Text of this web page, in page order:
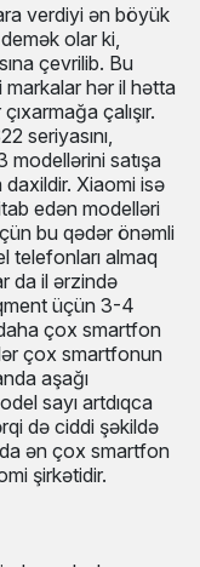
verdiyi ən böyük
olar ki,
çevrilib. Bu
hər il hətta
çalışır.
seriyasını,
satışa
Xiaomi isə
edən modelləri
bu qədər önəmli
telefonları almaq
da il ərzində
üçün 3-4
çox smartfon
çox smartfonun
aşağı
sayı artdıqca
də ciddi şəkildə
ən çox smartfon
şirkətidir.